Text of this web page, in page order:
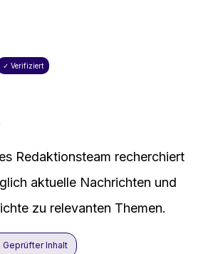
✓ Verifiziert
Redaktionsteam recherchiert
aktuelle Nachrichten und
zu relevanten Themen.
Geprüfter Inhalt